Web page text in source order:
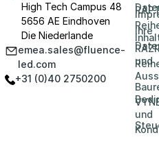
High Tech Campus 48
5656 AE Eindhoven
Die Niederlande
emea.sales@fluence-
led.com
+31 (0)40 2750200
Ihre
und
und